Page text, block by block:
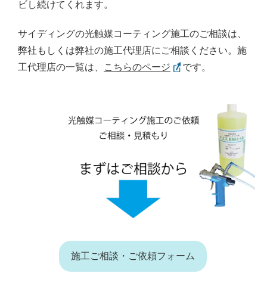
ビし続けてくれます。
サイディングの光触媒コーティング施工のご相談は、
弊社もしくは弊社の施工代理店にご相談ください。施
工代理店の一覧は、
こちらのページ です。
施工ご相談・ご依頼フォーム